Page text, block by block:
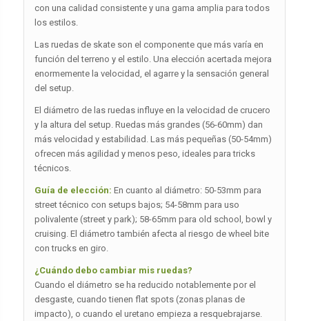
con una calidad consistente y una gama amplia para todos
los estilos.
Las ruedas de skate son el componente que más varía en
función del terreno y el estilo. Una elección acertada mejora
enormemente la velocidad, el agarre y la sensación general
del setup.
El diámetro de las ruedas influye en la velocidad de crucero
y la altura del setup. Ruedas más grandes (56-60mm) dan
más velocidad y estabilidad. Las más pequeñas (50-54mm)
ofrecen más agilidad y menos peso, ideales para tricks
técnicos.
Guía de elección: En cuanto al diámetro: 50-53mm para
street técnico con setups bajos; 54-58mm para uso
polivalente (street y park); 58-65mm para old school, bowl y
cruising. El diámetro también afecta al riesgo de wheel bite
con trucks en giro.
¿Cuándo debo cambiar mis ruedas?
Cuando el diámetro se ha reducido notablemente por el
desgaste, cuando tienen flat spots (zonas planas de
impacto), o cuando el uretano empieza a resquebrajarse.